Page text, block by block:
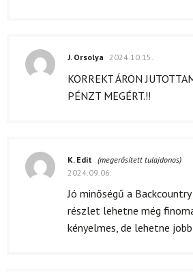
J. Orsolya 2024.10.15.
KORREKT ÁRON
PÉNZT MEGÉRT.!!
K. Edit (megerősített tulajdonos)
2024.09.06.
Jó minőségű a
részlet lehetne még
kényelmes, de lehetne